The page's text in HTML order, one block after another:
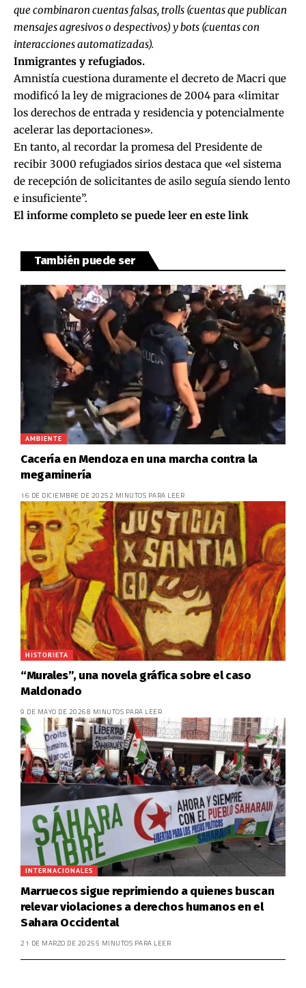
que combinaron cuentas falsas, trolls (cuentas que publican
mensajes agresivos o despectivos) y bots (cuentas con
interacciones automatizadas).
Inmigrantes y refugiados.
Amnistía cuestiona duramente el decreto de Macri que
modificó la ley de migraciones de 2004 para «limitar
los derechos de entrada y residencia y potencialmente
acelerar las deportaciones».
En tanto, al recordar la promesa del Presidente de
recibir 3000 refugiados sirios destaca que «el sistema
de recepción de solicitantes de asilo seguía siendo lento
e insuficiente”.
El informe completo se puede leer en este link
También puede ser
AMBIENTE
Cacería en Mendoza en una marcha contra la
megaminería
16 DE DICIEMBRE DE 20252 MINUTOS PARA LEER
HISTORIETA
“Murales”, una novela gráfica sobre el caso
Maldonado
9 DE MAYO DE 20268 MINUTOS PARA LEER
INTERNACIONALES
Marruecos sigue reprimiendo a quienes buscan
relevar violaciones a derechos humanos en el
Sahara Occidental
21 DE MARZO DE 20255 MINUTOS PARA LEER